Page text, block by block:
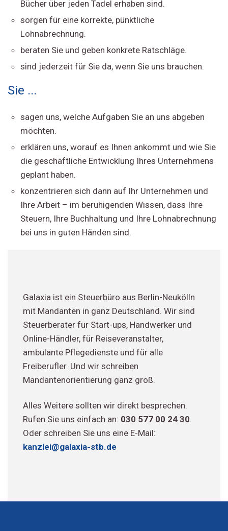
Bücher über jeden Tadel erhaben sind.
sorgen für eine korrekte, pünktliche
Lohnabrechnung.
beraten Sie und geben konkrete Ratschläge.
sind jederzeit für Sie da, wenn Sie uns brauchen.
Sie ...
sagen uns, welche Aufgaben Sie an uns abgeben
möchten.
erklären uns, worauf es Ihnen ankommt und wie Sie
die geschäftliche Entwicklung Ihres Unternehmens
geplant haben.
konzentrieren sich dann auf Ihr Unternehmen und
Ihre Arbeit – im beruhigenden Wissen, dass Ihre
Steuern, Ihre Buchhaltung und Ihre Lohnabrechnung
bei uns in guten Händen sind.
Galaxia ist ein Steuerbüro aus Berlin-Neukölln
mit Mandanten in ganz Deutschland. Wir sind
Steuerberater für Start-ups, Handwerker und
Online-Händler, für Reiseveranstalter,
ambulante Pflegedienste und für alle
Freiberufler. Und wir schreiben
Mandantenorientierung ganz groß.
Alles Weitere sollten wir direkt besprechen.
Rufen Sie uns einfach an: 030 577 00 24 30.
Oder schreiben Sie uns eine E-Mail:
kanzlei@galaxia-stb.de